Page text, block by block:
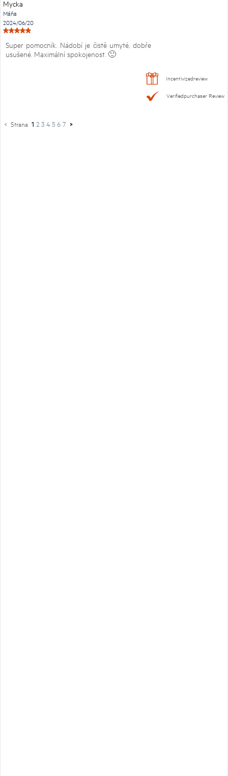
Mycka
Máňa
2024/06/20
Super pomocník. Nádobí je čistě umyté, dobře
usušené. Maximální spokojenost. 🙂
Incentivizedreview
Verifiedpurchaser Review
< Strana 1 2 3 4 5 6 7 >